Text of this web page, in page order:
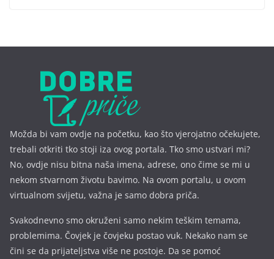
Možda bi vam ovdje na početku, kao što vjerojatno očekujete,
trebali otkriti tko stoji iza ovog portala. Tko smo ustvari mi?
No, ovdje nisu bitna naša imena, adrese, ono čime se mi u
nekom stvarnom životu bavimo. Na ovom portalu, u ovom
virtualnom svijetu, važna je samo dobra priča.
Svakodnevno smo okruženi samo nekim teškim temama,
problemima. Čovjek je čovjeku postao vuk. Nekako nam se
čini se da prijateljstva više ne postoje. Da se pomoć